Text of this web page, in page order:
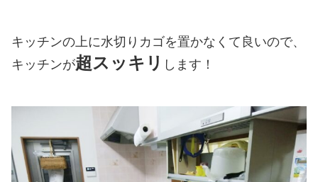
キッチンの上に水切りカゴを置かなくて良いので、
キッチンが超スッキリ します！